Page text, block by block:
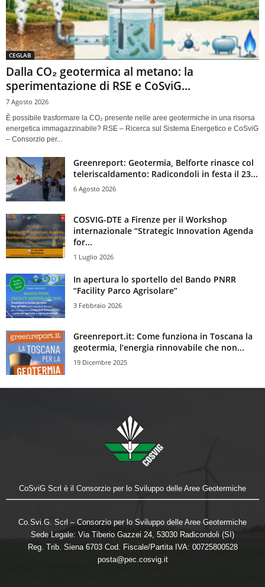
CEGLAB
Dalla CO₂ geotermica al metano: la
sperimentazione di RSE e CoSviG...
7 Agosto 2026
È possibile trasformare la CO₂ presente nelle aree geotermiche in una risorsa
energetica immagazzinabile? RSE – Ricerca sul Sistema Energetico e CoSviG
– Consorzio per...
Greenreport: Geotermia, Belforte rinasce col
teleriscaldamento: Radicondoli in festa il 23...
6 Agosto 2026
COSVIG-DTE a Firenze per il Workshop
internazionale “Strategic Innovation Agenda
for...
1 Luglio 2026
In apertura lo sportello del Bando PNRR
“Facility Parco Agrisolare”
3 Febbraio 2026
Greenreport.it: Come funziona in Toscana la
geotermia, l’energia rinnovabile che non...
19 Dicembre 2025
CoSviG Scrl è il Consorzio per lo Sviluppo delle Aree Geotermiche
Co.Svi.G. Scrl – Consorzio per lo Sviluppo delle Aree Geotermiche
Sede Legale: Via Tiberio Gazzei 24, 53030 Radicondoli (SI)
Reg. Trib. Siena 6703 Cod. Fiscale/Partita IVA: 00725800528
posta@pec.cosvig.it